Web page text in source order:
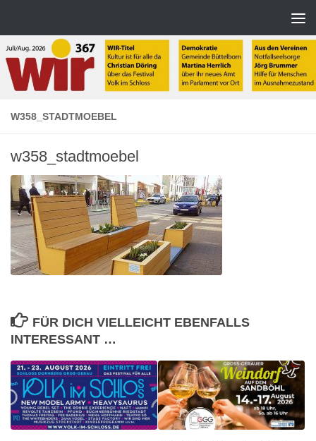
W358_STADTMOEBEL
w358_stadtmoebel
FÜR DICH VIELLEICHT EBENFALLS
INTERESSANT …